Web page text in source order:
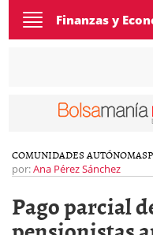
Toggle
navigation
Finanzas y
COMUNIDADES AUTÓNOMAS
por:Ana Pérez Sánchez
Pago parcial